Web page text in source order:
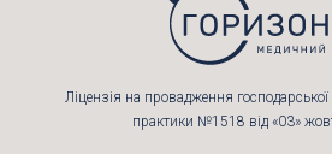
Ліцензія на провадження господарської
практики №1518 від «03»